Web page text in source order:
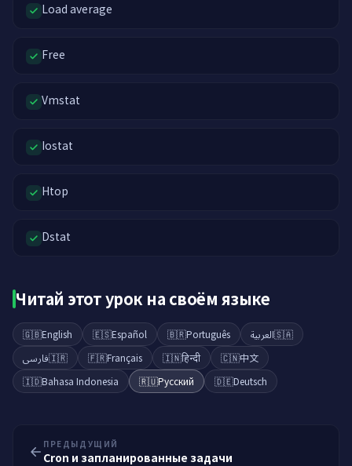
Load average
Free
Vmstat
Iostat
Htop
Dstat
Читай этот урок на своём языке
🇬🇧English 🇪🇸Español 🇧🇷Português 🇸🇦العربية
🇮🇷فارسی 🇫🇷Français 🇮🇳हिन्दी 🇨🇳中文
🇮🇩Bahasa Indonesia 🇷🇺Русский 🇩🇪Deutsch
ПРЕДЫДУЩИЙ
Cron и запланированные задачи